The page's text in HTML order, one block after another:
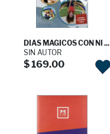
DIAS MAGICOS CON NI ...
SIN AUTOR
$ 169.00